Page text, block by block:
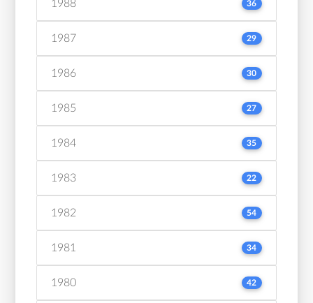
1988 36
1987 29
1986 30
1985 27
1984 35
1983 22
1982 54
1981 34
1980 42